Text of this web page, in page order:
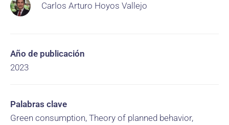
Carlos Arturo Hoyos Vallejo
Año de publicación
2023
Palabras clave
Green consumption, Theory of planned behavior,